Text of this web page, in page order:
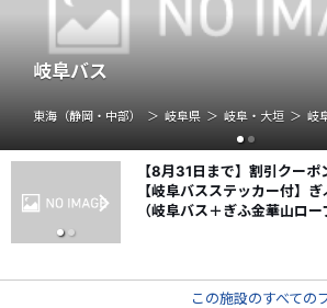
岐阜バス
東海（静岡・中部） 岐阜県 岐阜・大垣 岐
【8月31日まで】割引クーポ
【岐阜バスステッカー付】
（岐阜バス＋ぎふ金華山ロ
この施設のすべての